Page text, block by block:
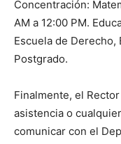
Con­centración:
AM a 12:00 PM.
Escuela de
Postgrado.
Finalmente, el
asistencia o
comunicar con el